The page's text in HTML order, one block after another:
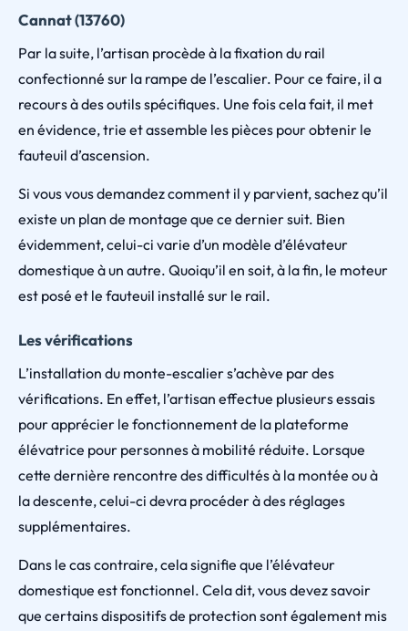
Cannat (13760)
Par la suite, l’artisan procède à la fixation du rail
confectionné sur la rampe de l’escalier. Pour ce faire, il a
recours à des outils spécifiques. Une fois cela fait, il met
en évidence, trie et assemble les pièces pour obtenir le
fauteuil d’ascension.
Si vous vous demandez comment il y parvient, sachez qu’il
existe un plan de montage que ce dernier suit. Bien
évidemment, celui-ci varie d’un modèle d’élévateur
domestique à un autre. Quoiqu’il en soit, à la fin, le moteur
est posé et le fauteuil installé sur le rail.
Les vérifications
L’installation du monte-escalier s’achève par des
vérifications. En effet, l’artisan effectue plusieurs essais
pour apprécier le fonctionnement de la plateforme
élévatrice pour personnes à mobilité réduite. Lorsque
cette dernière rencontre des difficultés à la montée ou à
la descente, celui-ci devra procéder à des réglages
supplémentaires.
Dans le cas contraire, cela signifie que l’élévateur
domestique est fonctionnel. Cela dit, vous devez savoir
que certains dispositifs de protection sont également mis